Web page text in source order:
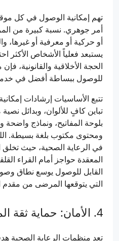
تهم إمكانية الوصول في كل
أمر جوهري. نسبة كبيرة من
أو حركية أو معرفية أو غيرها،
يستبعد فعلياً الأشخاص الأكثر
الحجة الأخلاقية والقانونية،
للوصول ببساطة أفضل في
تتبع الأساسيات إرشادات
تباين كافٍ للألوان، وبدائل
بلوحة المفاتيح، ونماذج
ومحتوى مكتوب بلغة بسيطة.
في الرعاية الصحية، حيث
المعقدة حواجز أمام القراء
القابل للوصول يوسع نطاق
التي يتوقعها المرضى من مقدم
الأمان: حماية ثقة
تعد منظمات الرعاية الصحية